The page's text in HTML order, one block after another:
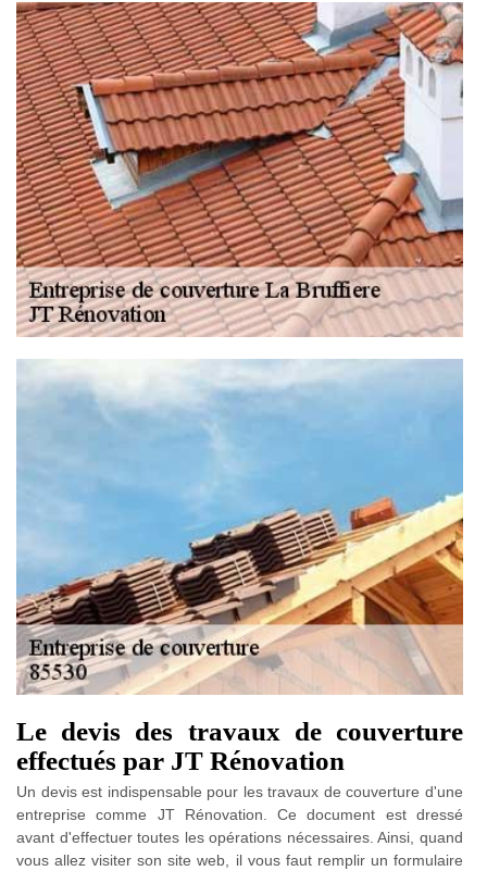
Le devis des travaux de couverture
effectués par JT Rénovation
Un devis est indispensable pour les travaux de couverture d'une
entreprise comme JT Rénovation. Ce document est dressé
avant d'effectuer toutes les opérations nécessaires. Ainsi, quand
vous allez visiter son site web, il vous faut remplir un formulaire